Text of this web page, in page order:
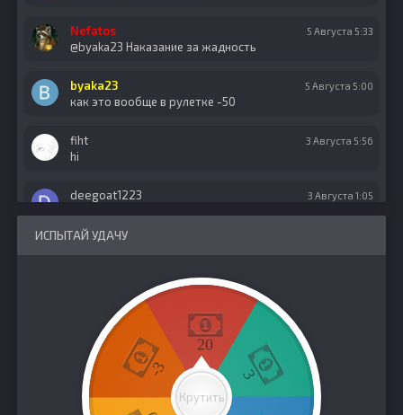
Nefatos 5 Августа 5:33
@byaka23 Наказание за жадность
byaka23 5 Августа 5:00
как это вообще в рулетке -50
fiht 3 Августа 5:56
hi
deegoat1223 3 Августа 1:05
theshrimpboat 1 Августа 7:58
systmboot
ИСПЫТАЙ УДАЧУ
3
-3
20